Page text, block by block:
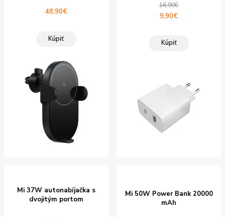
48,90€
Kúpiť
16,90€
Pôvodná
bola:
9,90€Aktuálna
Kúpiť
Mi 37W autonabíjačka s
dvojitým portom
Mi 50W Power Bank 20000
mAh